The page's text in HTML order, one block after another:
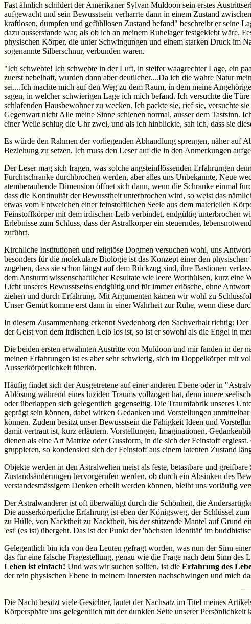
Fast ähnlich schildert der Amerikaner Sylvan Muldoon sein erstes
aufgewacht und sein Bewusstsein verharrte dann in einem Zustand
kraftlosen, dumpfen und gefühllosen Zustand befand" beschreibt er seine
dazu ausserstande war, als ob ich an meinem Ruhelager festgeklebt wäre.
physischen Körper, die unter Schwingungen und einem starken Druck im
sogenannte Silberschnur, verbunden waren.
"Ich schwebte! Ich schwebte in der Luft, in steifer waagrechter Lage, ein
zuerst nebelhaft, wurden dann aber deutlicher....Da ich die wahre Natur
sei....Ich machte mich auf den Weg zu dem Raum, in dem meine
sagen, in welcher schwierigen Lage ich mich befand. Ich versuchte die
schlafenden Hausbewohner zu wecken. Ich packte sie, rief sie, versuchte
Gegenwart nicht Alle meine Sinne schienen normal, ausser dem Tastsinn.
einer Weile schlug die Uhr zwei, und als ich hinblickte, sah ich, dass sie
Es würde den Rahmen der vorliegenden Abhandlung sprengen, näher auf
Beziehung zu setzen. Ich muss den Leser auf die in den Anmerkungen
Der Leser mag sich fragen, was solche angsteinflössenden Erfahrungen
Furchtschranke durchbrochen werden, aber alles uns Unbekannte, Neue
atemberaubende Dimension öffnet sich dann, wenn die Schranke einmal
dass die Kontinuität der Bewusstheit unterbrochen wird, so weist das
etwas vom Entweichen einer feinstofflichen Seele aus dem materiellen
Feinstoffkörper mit dem irdischen Leib verbindet, endgültig unterbrochen
Erlebnisse zum Schluss, dass der Astralkörper ein steuerndes,
zuführt.
Kirchliche Institutionen und religiöse Dogmen versuchen wohl, uns
besonders für die molekulare Biologie ist das Konzept einer den
zugeben, dass sie schon längst auf dem Rückzug sind, ihre Bastionen
dem Ansturm wissenschaftlicher Resultate wie leere Worthülsen, kurz
Licht unseres Bewusstseins endgültig und für immer erlösche, ohne
ziehen und durch Erfahrung. Mit Argumenten kämen wir wohl zu
Unser Gemüt komme erst dann in einer Wahrheit zur Ruhe, wenn diese
In diesem Zusammenhang erkennt Svedenborg den Sachverhalt richtig:
der Geist von dem irdischen Leib los ist, so ist er sowohl als die Engel in
Die beiden ersten erwähnten Austritte von Muldoon und mir fanden in der
meinen Erfahrungen ist es aber sehr schwierig, sich im Doppelkörper mit
Ausserkörperlichkeit führen.
Häufig findet sich der Ausgetretene auf einer anderen Ebene oder in
Ablösung während eines luziden Traums vollzogen hat, denn innere
oder überlappen sich gelegentlich gegenseitig. Die Traumfabrik unseres
geprägt sein können, dabei wirken Gedanken und Vorstellungen
können. Zudem besitzt unser Bewusstsein die Fähigkeit Ideen und
damit vertraut ist, kurz erläutern. Vorstellungen, Imaginationen,
dienen als eine Art Matrize oder Gussform, in die sich der Feinstoff
gruppieren, so kondensiert sich der Feinstoff aus einem latenten Zustand
Objekte werden in den Astralwelten meist als feste, betastbare und
Zustandsänderungen hervorgerufen werden, ob durch ein Absinken des
verstandesmässigem Denken erhellt werden können, bleibt uns vorläufig
Der Astralwanderer ist oft überwältigt durch die Schönheit, die
Die ausserkörperliche Erfahrung ist eben der Königsweg, der Schlüssel
zu Hülle, von Nacktheit zu Nacktheit, bis der stützende Mantel auf Grund
'est' (es ist) übergeht. Das ist der Punkt der 'höchsten Identität' im
Gelegentlich bin ich von den Leuten gefragt worden, was nun der Sinn
das für eine falsche Fragestellung, genau wie die Frage nach dem Sinn
Leben ist einfach! Und was wir suchen sollten, ist die Erfahrung des
der rein physischen Ebene in meinem Innersten nachschwingen und mich
Die Nacht besitzt viele Gesichter, lautet der Nachsatz im Titel meines
Körpersphäre uns gelegentlich mit der dunklen Seite unserer